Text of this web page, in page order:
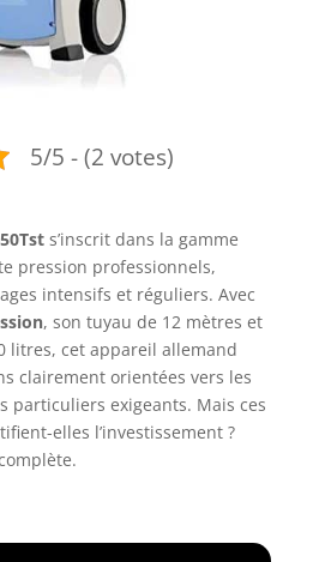
5/5 - (2 votes)
s’inscrit dans la gamme
pression professionnels,
intensifs et réguliers. Avec
, son tuyau de 12 mètres et
litres, cet appareil allemand
clairement orientées vers les
particuliers exigeants. Mais ces
elles l’investissement ?